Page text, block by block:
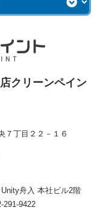
クリーンペイン
７丁目２２－１６
舟入 本社ビル2階
9422